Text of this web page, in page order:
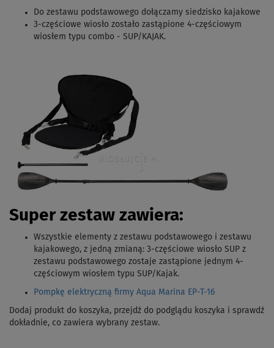
Do zestawu podstawowego dołączamy siedzisko kajakowe
3-częściowe wiosło zostało zastąpione 4-częściowym
wiosłem typu combo - SUP/KAJAK.
Super zestaw zawiera:
Wszystkie elementy z zestawu podstawowego i zestawu
kajakowego, z jedną zmianą: 3-częściowe wiosło SUP z
zestawu podstawowego zostaje zastąpione jednym 4-
częściowym wiosłem typu SUP/Kajak.
Pompkę elektryczną firmy Aqua Marina EP-T-16
Dodaj produkt do koszyka, przejdź do podglądu koszyka i sprawdź
dokładnie, co zawiera wybrany zestaw.